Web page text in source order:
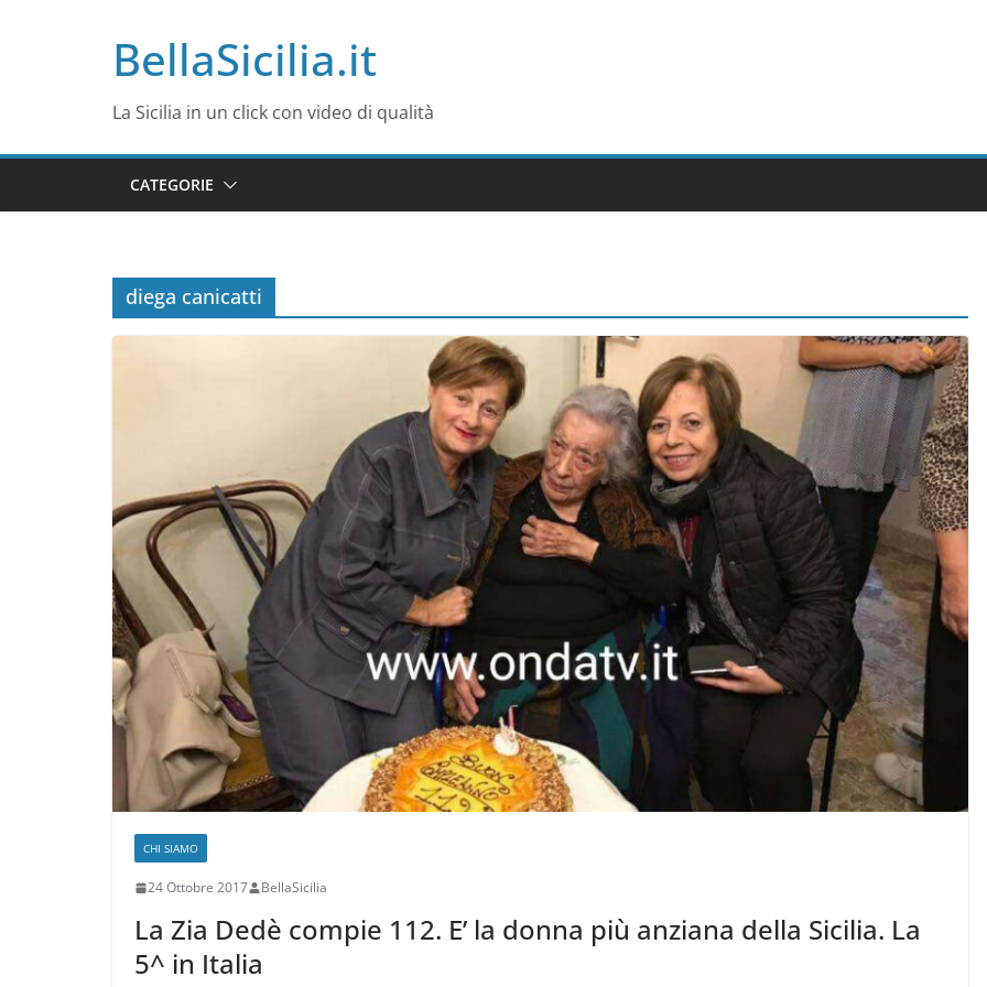
BellaSicilia.it
La Sicilia in un click con video di qualità
CATEGORIE
diega canicatti
CHI SIAMO
24 Ottobre 2017 BellaSicilia
La Zia Dedè compie 112. E’ la donna più anziana della Sicilia. La
5^ in Italia